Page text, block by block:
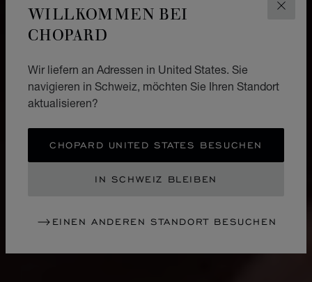
WILLKOMMEN BEI
CHOPARD
Wir liefern an Adressen in United States. Sie
navigieren in Schweiz, möchten Sie Ihren Standort
aktualisieren?
CHOPARD UNITED STATES BESUCHEN
IN SCHWEIZ BLEIBEN
EINEN ANDEREN STANDORT BESUCHEN